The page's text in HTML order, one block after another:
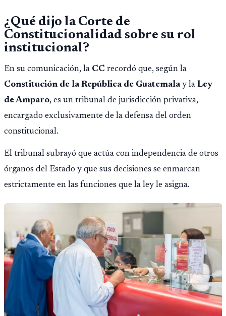
¿Qué dijo la Corte de
Constitucionalidad sobre su rol
institucional?
En su comunicación, la CC recordó que, según la
Constitución de la República de Guatemalay la Ley
de Amparo, es un tribunal de jurisdicción privativa,
encargado exclusivamente de la defensa del orden
constitucional.
El tribunal subrayó que actúa con independencia de otros
órganos del Estado y que sus decisiones se enmarcan
estrictamente en las funciones que la ley le asigna.